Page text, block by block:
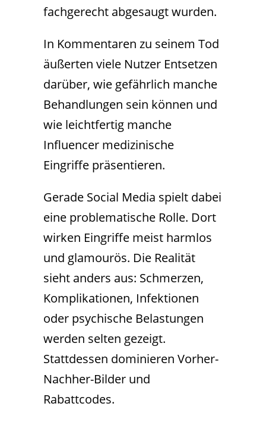
fachgerecht abgesaugt wurden.
In Kommentaren zu seinem Tod
äußerten viele Nutzer Entsetzen
darüber, wie gefährlich manche
Behandlungen sein können und
wie leichtfertig manche
Influencer medizinische
Eingriffe präsentieren.
Gerade Social Media spielt dabei
eine problematische Rolle. Dort
wirken Eingriffe meist harmlos
und glamourös. Die Realität
sieht anders aus: Schmerzen,
Komplikationen, Infektionen
oder psychische Belastungen
werden selten gezeigt.
Stattdessen dominieren Vorher-
Nachher-Bilder und
Rabattcodes.